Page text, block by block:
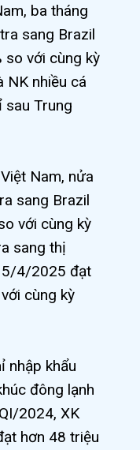
ba tháng
sang Brazil
so với cùng kỳ
NK nhiều cá
sau Trung
Nam, nửa
sang Brazil
với cùng kỳ
sang thị
4/2025 đạt
cùng kỳ
nhập khẩu
đông lạnh
2024, XK
hơn 48 triệu